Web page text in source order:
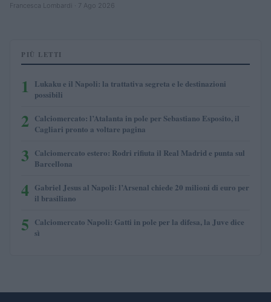
Francesca Lombardi · 7 Ago 2026
PIÙ LETTI
1
Lukaku e il Napoli: la trattativa segreta e le destinazioni
possibili
2 Calciomercato: l’Atalanta in pole per Sebastiano Esposito, il
Cagliari pronto a voltare pagina
3 Calciomercato estero: Rodri rifiuta il Real Madrid e punta sul
Barcellona
4 Gabriel Jesus al Napoli: l’Arsenal chiede 20 milioni di euro per
il brasiliano
5 Calciomercato Napoli: Gatti in pole per la difesa, la Juve dice
sì